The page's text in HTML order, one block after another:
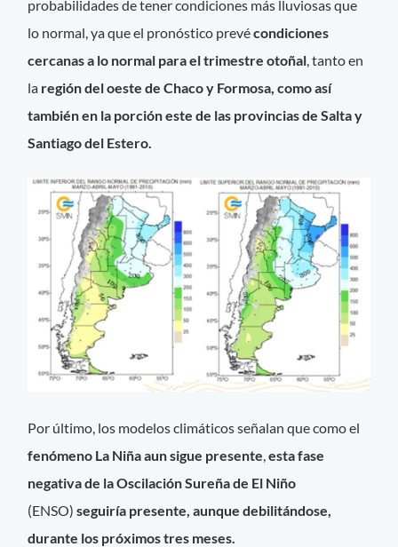
probabilidades de tener condiciones más lluviosas que
lo normal, ya que el pronóstico prevécondiciones
cercanas a lo normal para el trimestre otoñal, tanto en
la región del oeste de Chaco y Formosa, como así
también en la porción este de las provincias de Salta y
Santiago del Estero.
Por último, los modelos climáticos señalan que como el
fenómeno La Niñaaun sigue presente ,esta fase
negativa de la Oscilación Sureña de El Niño
(ENSO)seguiría presente, aunque debilitándose,
durante los próximos tres meses.